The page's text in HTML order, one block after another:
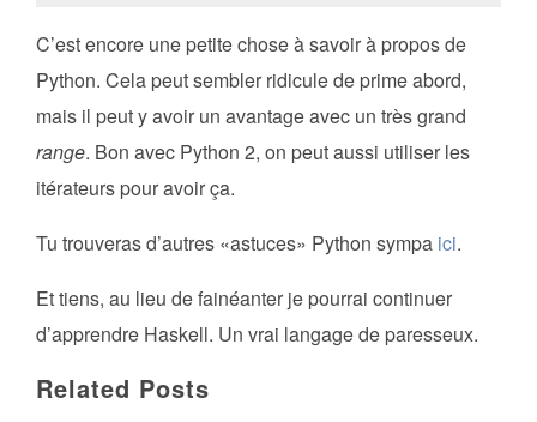
C’est encore une petite chose à savoir à propos de
Python. Cela peut sembler ridicule de prime abord,
mais il peut y avoir un avantage avec un très grand
range. Bon avec Python 2, on peut aussi utiliser les
itérateurs pour avoir ça.
Tu trouveras d’autres «astuces» Python sympa ici.
Et tiens, au lieu de fainéanter je pourrai continuer
d’apprendre Haskell. Un vrai langage de paresseux.
Related Posts